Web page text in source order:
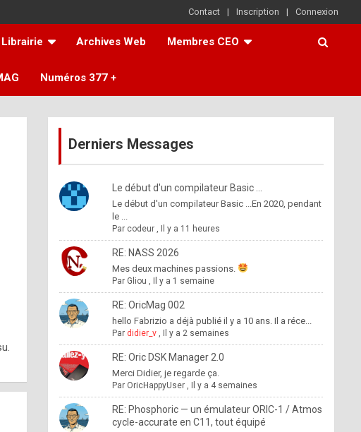
Contact Inscription Connexion
Librairie Archives Web Membres CEO
Numéros 377 +
Derniers Messages
Le début d'un compilateur Basic ...
Le début d'un compilateur Basic ...En 2020, pendant
le ...
Par codeur, Il y a 11 heures
RE: NASS 2026
Mes deux machines passions.
Par Gliou , Il y a 1 semaine
RE: OricMag 002
hello Fabrizio a déjà publié il y a 10 ans. Il a réce...
Par didier_v, Il y a 2 semaines
RE: Oric DSK Manager 2.0
Merci Didier, je regarde ça.
Par OricHappyUser, Il y a 4 semaines
RE: Phosphoric — un émulateur ORIC-1 / Atmos
cycle-accurate en C11, tout équipé